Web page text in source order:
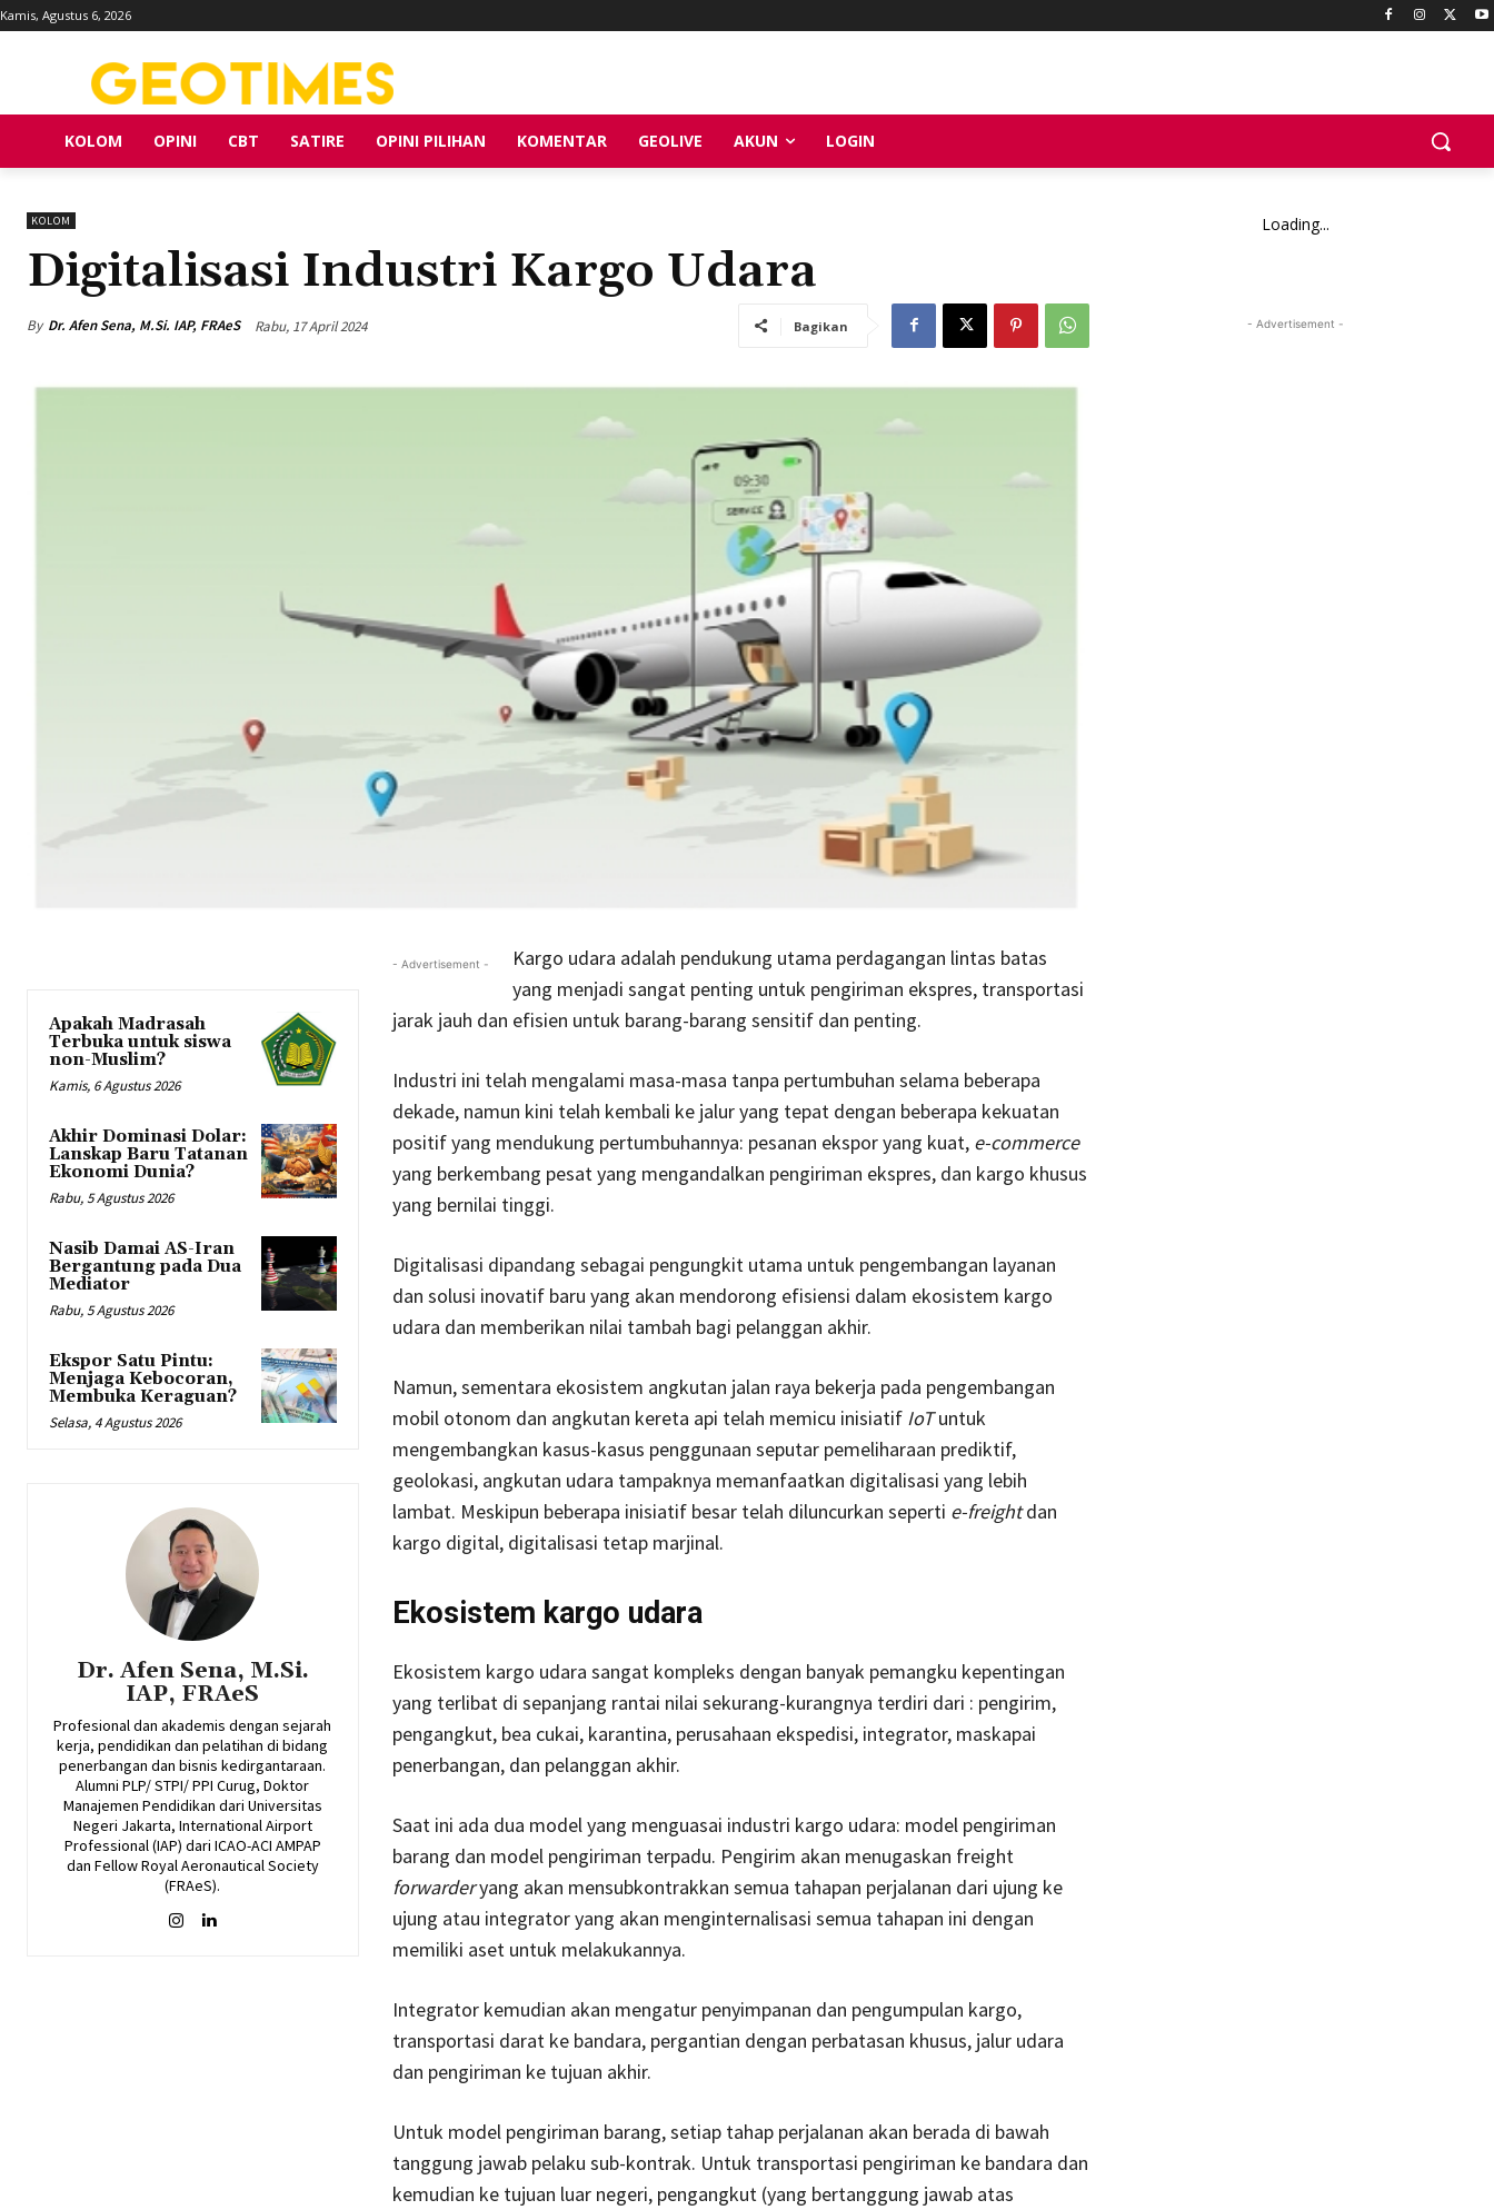
Kamis, Agustus 6, 2026
KOLOM OPINI CBT SATIRE OPINI PILIHAN KOMENTAR GEOLIVE AKUN LOGIN
KOLOM
Digitalisasi Industri Kargo Udara
By Dr. Afen Sena, M.Si. IAP, FRAeS Rabu, 17 April 2024 Bagikan
Apakah Madrasah
Terbuka untuk siswa
non-Muslim?
Kamis, 6 Agustus 2026
Akhir Dominasi Dolar:
Lanskap Baru Tatanan
Ekonomi Dunia?
Rabu, 5 Agustus 2026
Nasib Damai AS-Iran
Bergantung pada Dua
Mediator
Rabu, 5 Agustus 2026
Ekspor Satu Pintu:
Menjaga Kebocoran,
Membuka Keraguan?
Selasa, 4 Agustus 2026
Dr. Afen Sena, M.Si.
IAP, FRAeS
Profesional dan akademis dengan sejarah
kerja, pendidikan dan pelatihan di bidang
penerbangan dan bisnis kedirgantaraan.
Alumni PLP/ STPI/ PPI Curug, Doktor
Manajemen Pendidikan dari Universitas
Negeri Jakarta, International Airport
Professional (IAP) dari ICAO-ACI AMPAP
dan Fellow Royal Aeronautical Society
(FRAeS).
- Advertisement -
Kargo udara adalah pendukung utama perdagangan lintas batas
yang menjadi sangat penting untuk pengiriman ekspres, transportasi
jarak jauh dan efisien untuk barang-barang sensitif dan penting.
Industri ini telah mengalami masa-masa tanpa pertumbuhan selama beberapa
dekade, namun kini telah kembali ke jalur yang tepat dengan beberapa kekuatan
positif yang mendukung pertumbuhannya: pesanan ekspor yang kuat, e-commerce
yang berkembang pesat yang mengandalkan pengiriman ekspres, dan kargo khusus
yang bernilai tinggi.
Digitalisasi dipandang sebagai pengungkit utama untuk pengembangan layanan
dan solusi inovatif baru yang akan mendorong efisiensi dalam ekosistem kargo
udara dan memberikan nilai tambah bagi pelanggan akhir.
Namun, sementara ekosistem angkutan jalan raya bekerja pada pengembangan
mobil otonom dan angkutan kereta api telah memicu inisiatif IoTuntuk
mengembangkan kasus-kasus penggunaan seputar pemeliharaan prediktif,
geolokasi, angkutan udara tampaknya memanfaatkan digitalisasi yang lebih
lambat. Meskipun beberapa inisiatif besar telah diluncurkan seperti e-freightdan
kargo digital, digitalisasi tetap marjinal.
Ekosistem kargo udara
Ekosistem kargo udara sangat kompleks dengan banyak pemangku kepentingan
yang terlibat di sepanjang rantai nilai sekurang-kurangnya terdiri dari : pengirim,
pengangkut, bea cukai, karantina, perusahaan ekspedisi, integrator, maskapai
penerbangan, dan pelanggan akhir.
Saat ini ada dua model yang menguasai industri kargo udara: model pengiriman
barang dan model pengiriman terpadu. Pengirim akan menugaskan freight
forwarderyang akan mensubkontrakkan semua tahapan perjalanan dari ujung ke
ujung atau integrator yang akan menginternalisasi semua tahapan ini dengan
memiliki aset untuk melakukannya.
Integrator kemudian akan mengatur penyimpanan dan pengumpulan kargo,
transportasi darat ke bandara, pergantian dengan perbatasan khusus, jalur udara
dan pengiriman ke tujuan akhir.
Untuk model pengiriman barang, setiap tahap perjalanan akan berada di bawah
tanggung jawab pelaku sub-kontrak. Untuk transportasi pengiriman ke bandara dan
kemudian ke tujuan luar negeri, pengangkut (yang bertanggung jawab atas
Loading...
- Advertisement -